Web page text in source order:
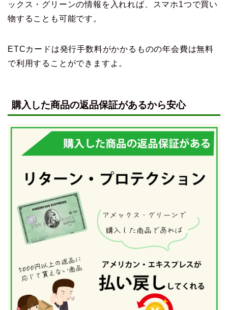
ックス・グリーンの情報を入れれば、スマホ1つで買い
物することも可能です。
ETCカードは発行手数料がかかるものの年会費は無料
で利用することができますよ。
購入した商品の返品保証があるから安心